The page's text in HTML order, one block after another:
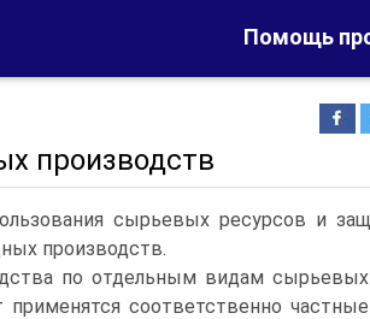
Помощь
производств
сырьевых ресурсов и
производств.
по отдельным видам
применятся соответственно